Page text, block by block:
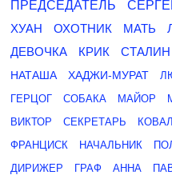
ПРЕДСЕДАТЕЛЬ
ХУАН
ОХОТНИК МАТЬ
ДЕВОЧКА
КРИК СТАЛИН
НАТАША
ХАДЖИ-МУРАТ
ГЕРЦОГ
СОБАКА МАЙОР
ВИКТОР
СЕКРЕТАРЬ
ФРАНЦИСК
НАЧАЛЬНИК
ДИРИЖЕР
ГРАФ АННА